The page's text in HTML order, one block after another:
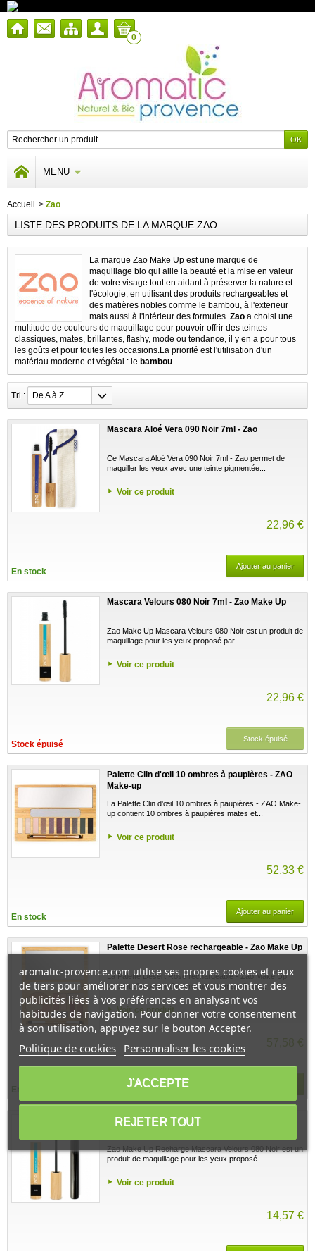
0
MENU
Accueil > Zao
LISTE DES PRODUITS DE LA MARQUE ZAO
La marque Zao Make Up est une marque de
maquillage bio qui allie la beauté et la mise en valeur
de votre visage tout en aidant à préserver la nature et
l'écologie, en utilisant des produits rechargeables et
des matières nobles comme le bambou, à l'exterieur
mais aussi à l'intérieur des formules. Zao a choisi une
multitude de couleurs de maquillage pour pouvoir offrir des teintes
classiques, mates, brillantes, flashy, mode ou tendance, il y en a pour tous
les goûts et pour toutes les occasions.La priorité est l'utilisation d'un
matériau moderne et végétal : le bambou.
Tri : De A à Z
Mascara Aloé Vera 090 Noir 7ml - Zao
Ce Mascara Aloé Vera 090 Noir 7ml - Zao permet de
maquiller les yeux avec une teinte pigmentée...
Voir ce produit
22,96 €
En stock
Ajouter au panier
Mascara Velours 080 Noir 7ml - Zao Make Up
Zao Make Up Mascara Velours 080 Noir est un produit de
maquillage pour les yeux proposé par...
Voir ce produit
22,96 €
Stock épuisé
Stock épuisé
Palette Clin d'œil 10 ombres à paupières - ZAO
Make-up
La Palette Clin d'œil 10 ombres à paupières - ZAO Make-
up contient 10 ombres à paupières mates et...
Voir ce produit
52,33 €
En stock
Ajouter au panier
Palette Desert Rose rechargeable - Zao Make Up
La Palette Desert Rose rechargeable - Zao Make Up
permet d'apporter des produits de maquillage...
Voir ce produit
57,58 €
Recharge Mascara Velours 080 Noir 7ml - Zao
Zao Make Up Recharge Mascara Velours 080 Noir est un
produit de maquillage pour les yeux proposé...
Voir ce produit
14,57 €
aromatic-provence.com utilise ses propres cookies et ceux
de tiers pour améliorer nos services et vous montrer des
publicités liées à vos préférences en analysant vos
habitudes de navigation. Pour donner votre consentement
à son utilisation, appuyez sur le bouton Accepter.
Politique de cookies Personnaliser les cookies
REJETER TOUT
J'ACCEPTE